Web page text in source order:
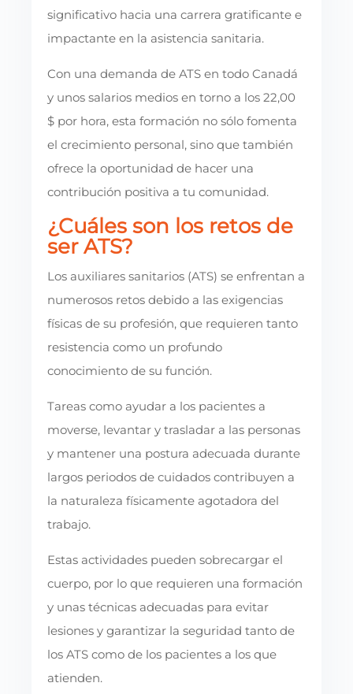
significativo hacia una carrera gratificante e
impactante en la asistencia sanitaria.
Con una demanda de ATS en todo Canadá
y unos salarios medios en torno a los 22,00
$ por hora, esta formación no sólo fomenta
el crecimiento personal, sino que también
ofrece la oportunidad de hacer una
contribución positiva a tu comunidad.
¿Cuáles son los retos de
ser ATS?
Los auxiliares sanitarios (ATS) se enfrentan a
numerosos retos debido a las exigencias
físicas de su profesión, que requieren tanto
resistencia como un profundo
conocimiento de su función.
Tareas como ayudar a los pacientes a
moverse, levantar y trasladar a las personas
y mantener una postura adecuada durante
largos periodos de cuidados contribuyen a
la naturaleza físicamente agotadora del
trabajo.
Estas actividades pueden sobrecargar el
cuerpo, por lo que requieren una formación
y unas técnicas adecuadas para evitar
lesiones y garantizar la seguridad tanto de
los ATS como de los pacientes a los que
atienden.